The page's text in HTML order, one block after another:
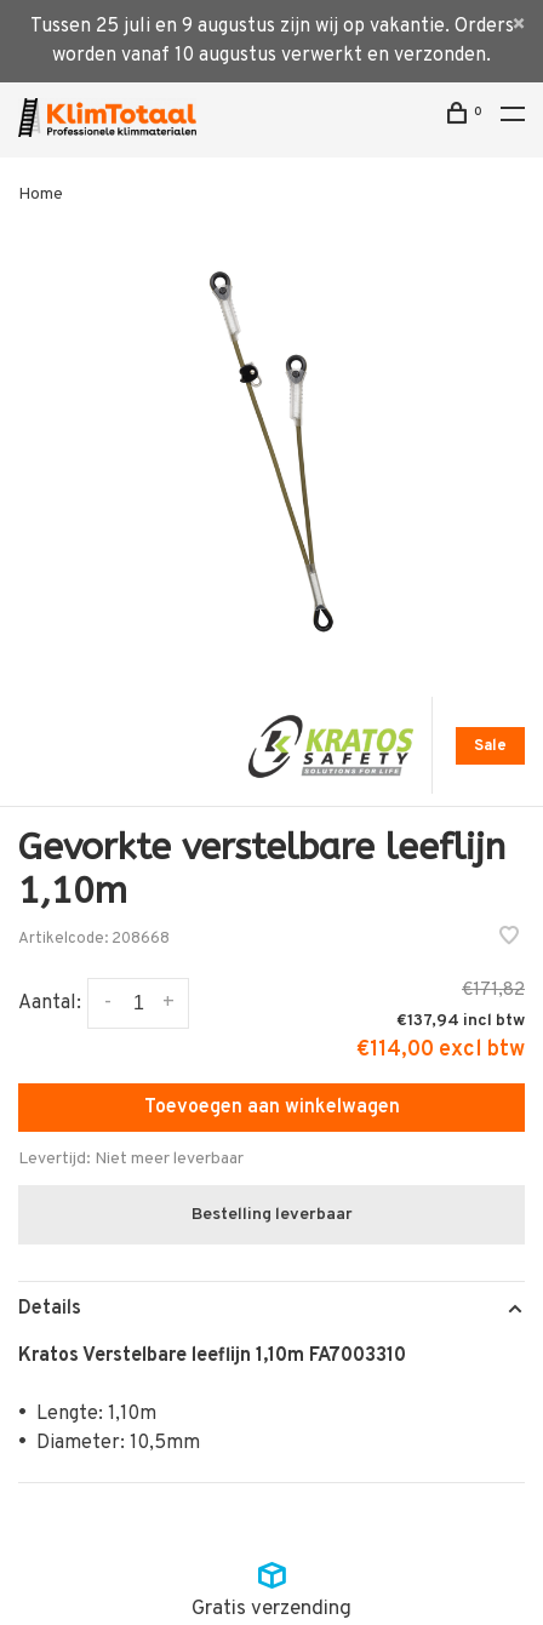
Tussen 25 juli en 9 augustus zijn wij op vakantie. Orders
worden vanaf 10 augustus verwerkt en verzonden.
0
Home
Sale
Gevorkte verstelbare leeflijn
1,10m
Artikelcode: 208668
Aantal: +
-
€171,82
€137,94
€114,00 excl btw
Toevoegen aan winkelwagen
Levertijd: Niet meer leverbaar
Bestelling leverbaar
Details
Kratos Verstelbare leeflijn 1,10m FA7003310
• Lengte: 1,10m
• Diameter: 10,5mm
Gratis verzending